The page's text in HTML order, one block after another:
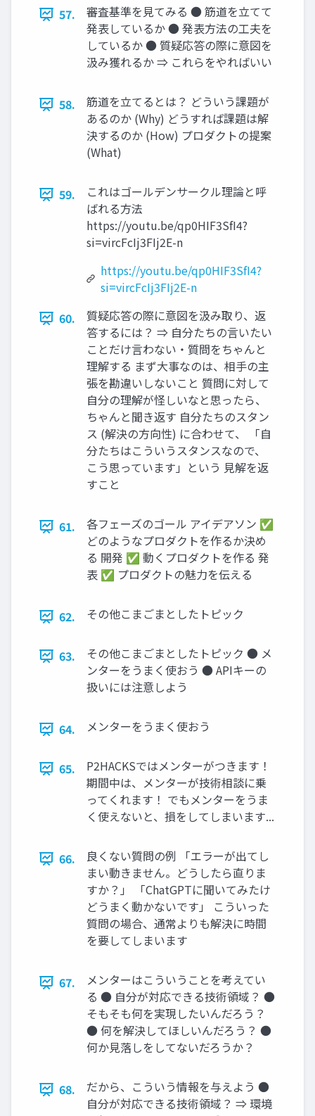
57.
審査基準を⾒てみる ● 筋道を⽴てて
発表しているか ● 発表⽅法の⼯夫を
しているか ● 質疑応答の際に意図を
汲み獲れるか ⇒ これらをやればいい
58.
筋道を⽴てるとは？ どういう課題が
あるのか (Why) どうすれば課題は解
決するのか (How) プロダクトの提案
(What)
59.
これはゴールデンサークル理論と呼
ばれる⽅法
https://youtu.be/qp0HIF3SfI4?
si=vircFcIj3FIj2E-n
https://youtu.be/qp0HIF3SfI4?
si=vircFcIj3FIj2E-n
60.
質疑応答の際に意図を汲み取り、返
答するには？ ⇒ ⾃分たちの⾔いたい
ことだけ⾔わない・質問をちゃんと
理解する まず⼤事なのは、相⼿の主
張を勘違いしないこと 質問に対して
⾃分の理解が怪しいなと思ったら、
ちゃんと聞き返す ⾃分たちのスタン
ス (解決の⽅向性) に合わせて、 「⾃
分たちはこういうスタンスなので、
こう思っています」という ⾒解を返
すこと
61.
各フェーズのゴール アイデアソン ✅
どのようなプロダクトを作るか決め
る 開発 ✅ 動くプロダクトを作る 発
表 ✅ プロダクトの魅⼒を伝える
62. その他こまごまとしたトピック
63.
その他こまごまとしたトピック ● メ
ンターをうまく使おう ● APIキーの
扱いには注意しよう
64. メンターをうまく使おう
65.
P2HACKSではメンターがつきます！
期間中は、メンターが技術相談に乗
ってくれます！ でもメンターをうま
く使えないと、損をしてしまいます...
66.
良くない質問の例 「エラーが出てし
まい動きません。どうしたら直りま
すか？」 「ChatGPTに聞いてみたけ
どうまく動かないです」 こういった
質問の場合、通常よりも解決に時間
を要してしまいます
67.
メンターはこういうことを考えてい
る ● ⾃分が対応できる技術領域？ ●
そもそも何を実現したいんだろう？
● 何を解決してほしいんだろう？ ●
何か⾒落しをしてないだろうか？
68.
だから、こういう情報を与えよう ●
⾃分が対応できる技術領域？ ⇒ 環境